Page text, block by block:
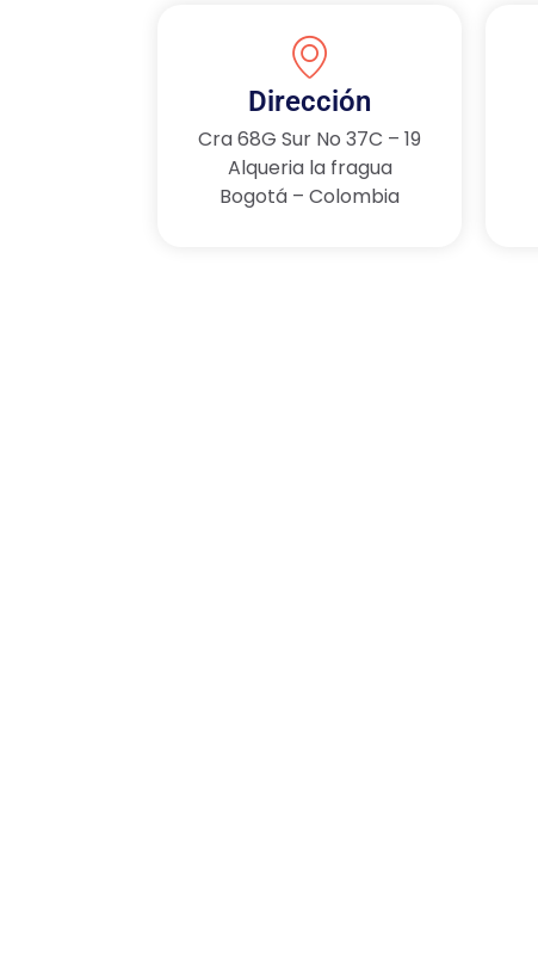
Dirección
Cra 68G Sur No 37C – 19
Alqueria la fragua
Bogotá – Colombia